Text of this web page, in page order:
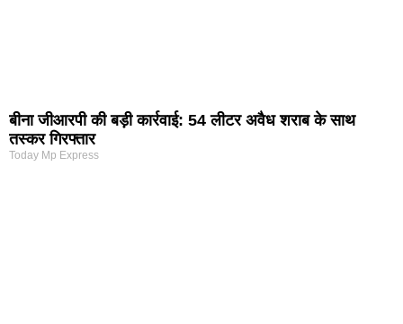
बीना जीआरपी की बड़ी कार्रवाई: 54 लीटर अवैध शराब के साथ
तस्कर गिरफ्तार
Today Mp Express